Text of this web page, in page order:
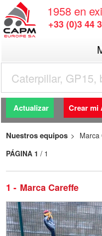
1958 en
+33 (0)3 44
Actualizar Crear mi
Nuestros equipos Marca
1 Marca Careffe
PÁGINA 1 / 1